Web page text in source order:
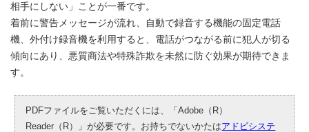
相手にしない」ことが一番です。
着前に警告メッセージが流れ、自動で録音する機能の固定電話
機、外付け録音機を利用すると、電話がつながる前に犯人が切る
傾向にあり、悪質商法や特殊詐欺を未然に防ぐ効果が期待できま
す。
PDFファイルをご覧いただくには、「Adobe（R）
Reader（R）」が必要です。お持ちでないかたはアドビシステ